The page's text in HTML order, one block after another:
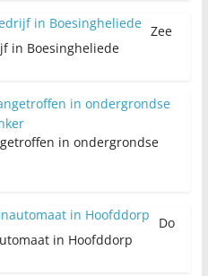
Zee
in Boesingheliede
in ondergrondse
Do
in Hoofddorp